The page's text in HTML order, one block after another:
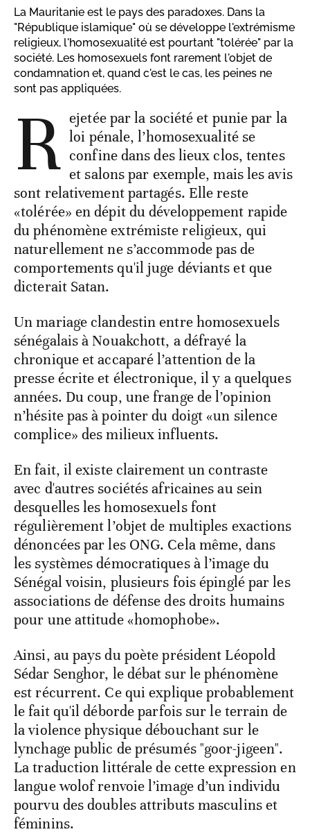
La Mauritanie est le pays des paradoxes. Dans la
"République islamique" où se développe l'extrémisme
religieux, l'homosexualité est pourtant "tolérée" par la
société. Les homosexuels font rarement l'objet de
condamnation et, quand c'est le cas, les peines ne
sont pas appliquées.
R ejetée par la société et punie par la
loi pénale, l’homosexualité se
confine dans des lieux clos, tentes
et salons par exemple, mais les avis
sont relativement partagés. Elle reste
«tolérée» en dépit du développement rapide
du phénomène extrémiste religieux, qui
naturellement ne s’accommode pas de
comportements qu'il juge déviants et que
dicterait Satan.
Un mariage clandestin entre homosexuels
sénégalais à Nouakchott, a défrayé la
chronique et accaparé l’attention de la
presse écrite et électronique, il y a quelques
années. Du coup, une frange de l’opinion
n’hésite pas à pointer du doigt «un silence
complice» des milieux influents.
En fait, il existe clairement un contraste
avec d'autres sociétés africaines au sein
desquelles les homosexuels font
régulièrement l’objet de multiples exactions
dénoncées par les ONG. Cela même, dans
les systèmes démocratiques à l’image du
Sénégal voisin, plusieurs fois épinglé par les
associations de défense des droits humains
pour une attitude «homophobe».
Ainsi, au pays du poète président Léopold
Sédar Senghor, le débat sur le phénomène
est récurrent. Ce qui explique probablement
le fait qu'il déborde parfois sur le terrain de
la violence physique débouchant sur le
lynchage public de présumés "goor-jigeen".
La traduction littérale de cette expression en
langue wolof renvoie l’image d’un individu
pourvu des doubles attributs masculins et
féminins.